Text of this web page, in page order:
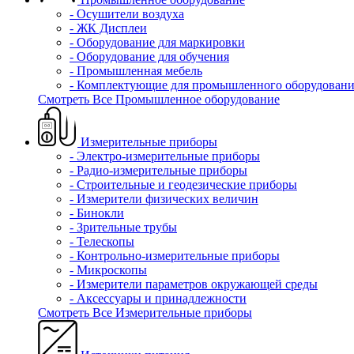
- Осушители воздуха
- ЖК Дисплеи
- Оборудование для маркировки
- Оборудование для обучения
- Промышленная мебель
- Комплектующие для промышленного
Смотреть Все Промышленное оборудование
Измерительные приборы
- Электро-измерительные приборы
- Радио-измерительные приборы
- Строительные и геодезические приборы
- Измерители физических величин
- Бинокли
- Зрительные трубы
- Телескопы
- Контрольно-измерительные приборы
- Микроскопы
- Измерители параметров окружающей среды
- Аксессуары и принадлежности
Смотреть Все Измерительные приборы